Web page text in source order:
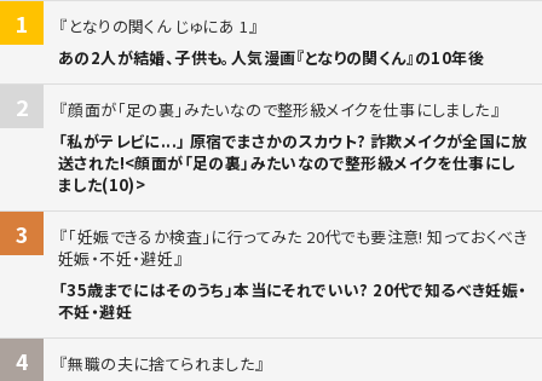
1
となりの関くん じゅにあ 1
あの2人が結婚、子供も。人気漫画『となりの関くん』の10年後
2
顔面が「足の裏」みたいなので整形級メイクを仕事にしました
「私がテレビに...」 原宿でまさかのスカウト? 詐欺メイクが全国に放
送された!<顔面が「足の裏」みたいなので整形級メイクを仕事にし
ました(10)>
3
「妊娠できるか検査」に行ってみた 20代でも要注意! 知っておくべき
妊娠・不妊・避妊
「35歳までにはそのうち」本当にそれでいい? 20代で知るべき妊娠・
不妊・避妊
4
無職の夫に捨てられました